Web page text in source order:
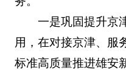
一是巩固提升京
用，在对接京津、服
标准高质量推进雄安